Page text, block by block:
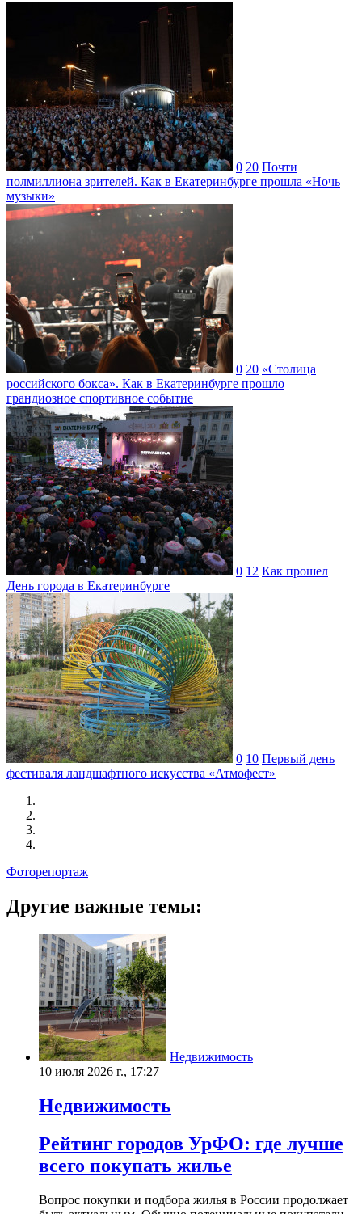
0 20 Почти
полмиллиона зрителей. Как в Екатеринбурге прошла «Ночь
музыки»
0 20 «Столица
российского бокса». Как в Екатеринбурге прошло
грандиозное спортивное событие
0 12 Как прошел
День города в Екатеринбурге
0 10 Первый день
фестиваля ландшафтного искусства «Атмофест»
Фоторепортаж
Другие важные темы:
Недвижимость
10 июля 2026 г., 17:27
Недвижимость
Рейтинг городов УрФО: где лучше
всего покупать жилье
Вопрос покупки и подбора жилья в России продолжает